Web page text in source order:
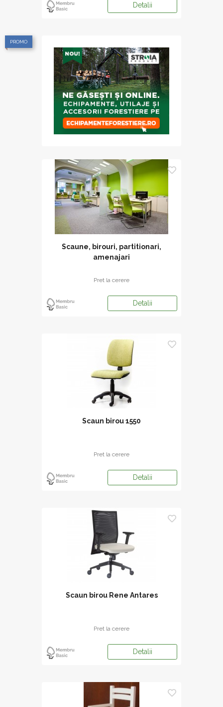
Detalii
PROMO
Scaune, birouri, partitionari,
amenajari
Pret la cerere
Detalii
Scaun birou 1550
Pret la cerere
Detalii
Scaun birou Rene Antares
Pret la cerere
Detalii